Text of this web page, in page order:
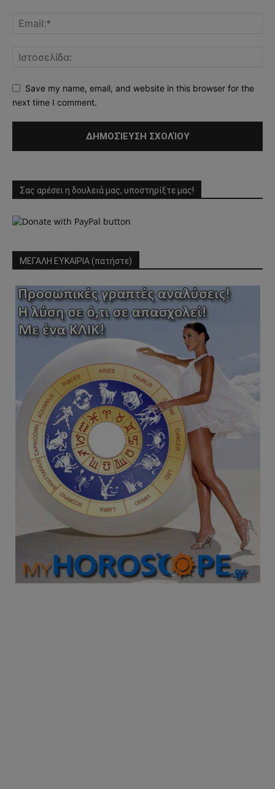
Save my name, email, and website in this browser for the
next time I comment.
Σας αρέσει η δουλειά μας, υποστηρίξτε μας!
ΜΕΓΑΛΗ ΕΥΚΑΙΡΙΑ (πατήστε)